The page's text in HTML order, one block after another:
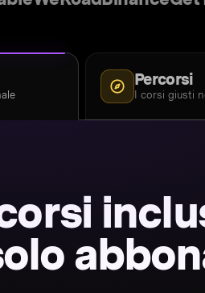
Percorsi
I corsi giusti